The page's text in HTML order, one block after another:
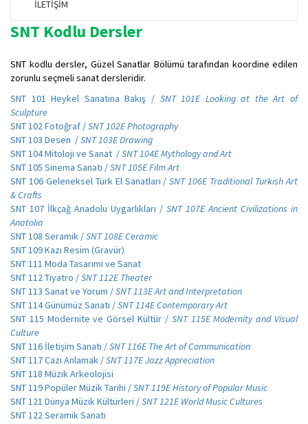
İLETİŞİM
SNT Kodlu Dersler
SNT kodlu dersler, Güzel Sanatlar Bölümü tarafından koordine edilen
zorunlu seçmeli sanat dersleridir.
SNT 101 Heykel Sanatına Bakış / SNT 101E Looking at the Art of
Sculpture
SNT 102 Fotoğraf /SNT 102E Photography
SNT 103 Desen /SNT 103E Drawing
SNT 104 Mitoloji ve Sanat /SNT 104E Mythology and Art
SNT 105 Sinema Sanatı /SNT 105E Film Art
SNT 106 Geleneksel Türk El Sanatları /SNT 106E Traditional Turkish Art
& Crafts
SNT 107 İlkçağ Anadolu Uygarlıkları / SNT 107E Ancient Civilizations in
Anatolia
SNT 108 Seramik /SNT 108E Ceramic
SNT 109 Kazı Resim (Gravür)
SNT 111 Moda Tasarımı ve Sanat
SNT 112 Tiyatro /SNT 112E Theater
SNT 113 Sanat ve Yorum /SNT 113E Art and Interpretation
SNT 114 Günümüz Sanatı /SNT 114E Contemporary Art
SNT 115 Modernite ve Görsel Kültür / SNT 115E Modernity and Visual
Culture
SNT 116 İletişim Sanatı /SNT 116E The Art of Communication
SNT 117 Cazı Anlamak /SNT 117E Jazz Appreciation
SNT 118 Müzik Arkeolojisi
SNT 119 Popüler Müzik Tarihi /SNT 119E History of Popular Music
SNT 121 Dünya Müzik Kültürleri /SNT 121E World Music Cultures
SNT 122 Seramik Sanatı